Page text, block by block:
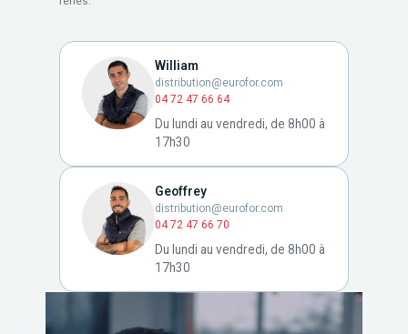
William
distribution@eurofor.com
04 72 47 66 64
Du lundi au vendredi, de 8h00 à
17h30
Geoffrey
distribution@eurofor.com
04 72 47 66 70
Du lundi au vendredi, de 8h00 à
17h30